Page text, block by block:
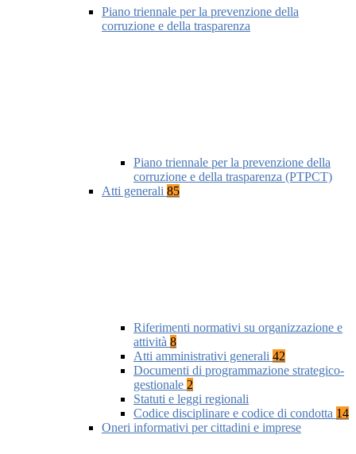
Piano triennale per la prevenzione della
corruzione e della trasparenza
Piano triennale per la prevenzione della
corruzione e della trasparenza (PTPCT)
Atti generali 85
Riferimenti normativi su organizzazione e
attività 8
Atti amministrativi generali 42
Documenti di programmazione strategico-
gestionale 2
Statuti e leggi regionali
Codice disciplinare e codice di condotta 14
Oneri informativi per cittadini e imprese